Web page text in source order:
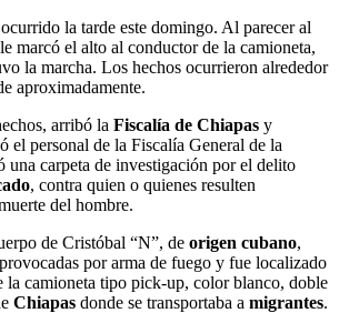
la tarde este domingo. Al parecer al
marcó el alto al conductor de la camioneta,
la marcha. Los hechos ocurrieron alrededor
aproximadamente.
arribó la Fiscalía de Chiapas y
el personal de la Fiscalía General de la
una carpeta de investigación por el delito
, contra quien o quienes resulten
del hombre.
de Cristóbal “N”, de origen cubano,
por arma de fuego y fue localizado
la camioneta tipo pick-up, color blanco, doble
Chiapas donde se transportaba a migrantes.